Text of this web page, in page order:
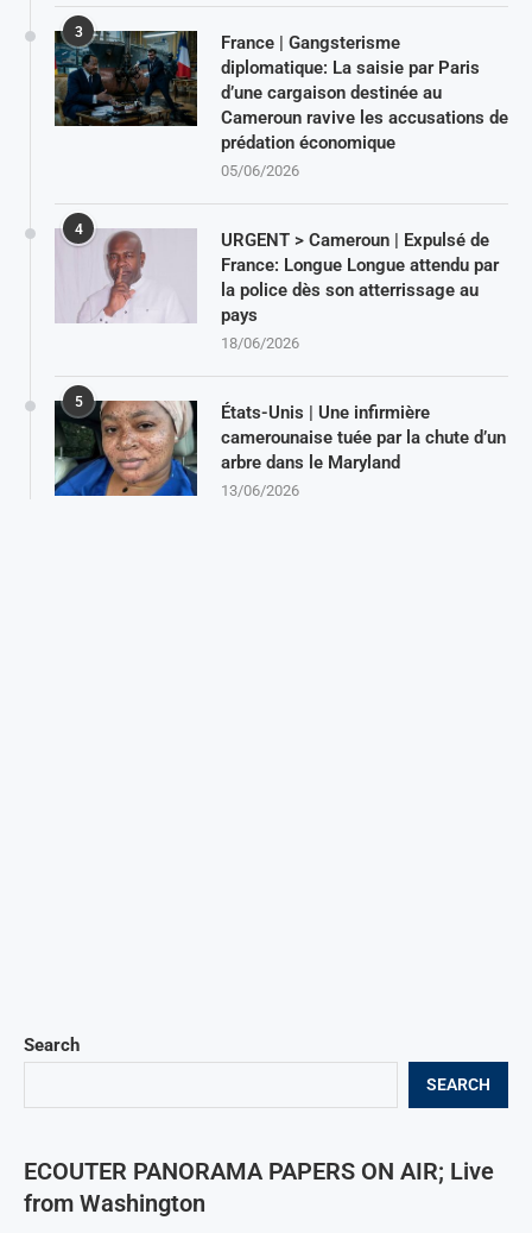
Search
SEARCH
ECOUTER PANORAMA PAPERS ON AIR; Live
from Washington
3
France | Gangsterisme
diplomatique: La saisie par Paris
d’une cargaison destinée au
Cameroun ravive les accusations de
prédation économique
05/06/2026
4
URGENT > Cameroun | Expulsé de
France: Longue Longue attendu par
la police dès son atterrissage au
pays
18/06/2026
5
États-Unis | Une infirmière
camerounaise tuée par la chute d’un
arbre dans le Maryland
13/06/2026